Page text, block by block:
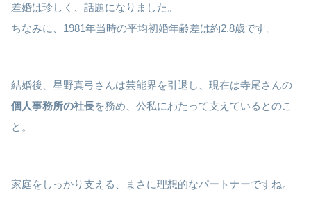
差婚は珍しく、話題になりました。
ちなみに、1981年当時の平均初婚年齢差は約2.8歳です。
結婚後、星野真弓さんは芸能界を引退し、現在は寺尾さんの
個人事務所の社長を務め、公私にわたって支えているとのこ
と。
家庭をしっかり支える、まさに理想的なパートナーですね。